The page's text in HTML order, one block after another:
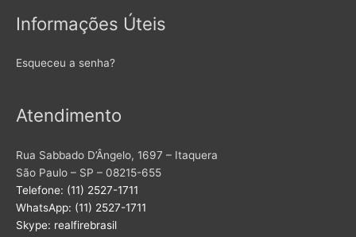
Informações Úteis
Esqueceu a senha?
Atendimento
Rua Sabbado D’Ângelo, 1697 – Itaquera
São Paulo – SP – 08215-655
Telefone: (11) 2527-1711
WhatsApp: (11) 2527-1711
Skype: realfirebrasil